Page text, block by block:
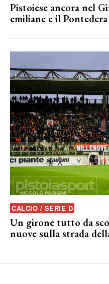
Pistoiese ancora nel
emiliane e il Pontedera
CALCIO / SERIE D
Un girone tutto da
nuove sulla strada